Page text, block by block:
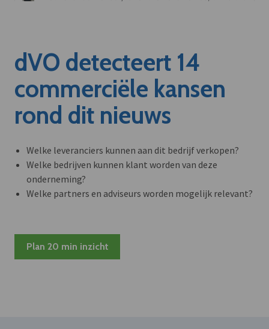
dVO detecteert 14
commerciële kansen
rond dit nieuws
Welke leveranciers kunnen aan dit bedrijf verkopen?
Welke bedrijven kunnen klant worden van deze
onderneming?
Welke partners en adviseurs worden mogelijk relevant?
Plan 20 min inzicht